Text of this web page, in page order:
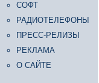
СОФТ
РАДИОТЕЛЕФОНЫ
ПРЕСС-РЕЛИЗЫ
РЕКЛАМА
О САЙТЕ